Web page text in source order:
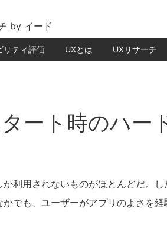
by イード
リティ評価 UXとは UXリサーチ
ート時のハー
利用されないものがほとんどだ。
でも、ユーザーがアプリのよさを